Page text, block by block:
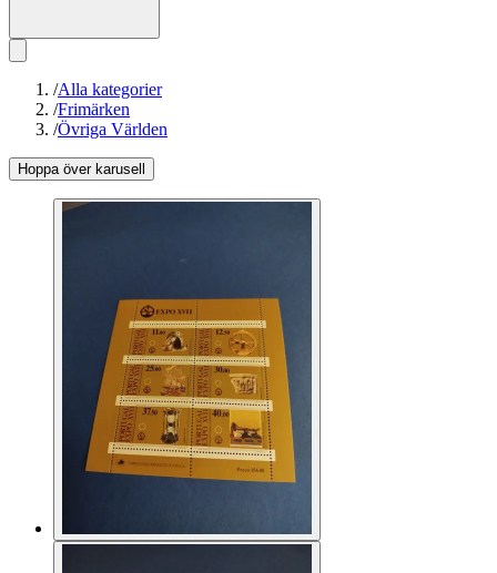
/Alla kategorier
/Frimärken
/Övriga Världen
Hoppa över karusell